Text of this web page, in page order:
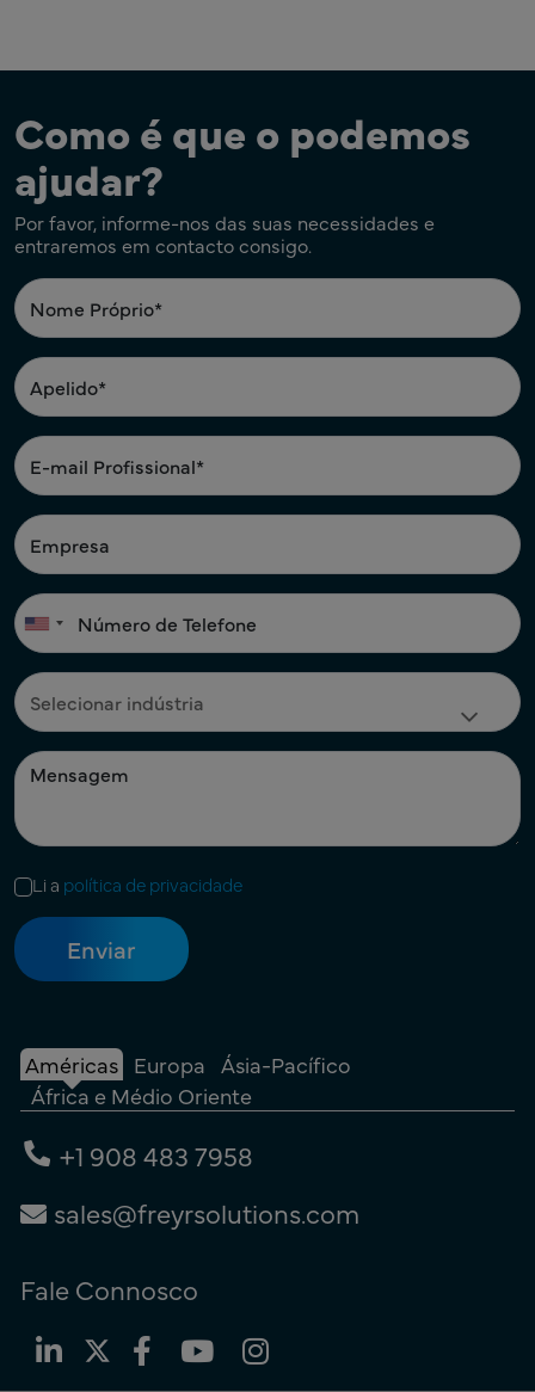
Como é que o podemos
ajudar?
Por favor, informe-nos das suas necessidades e
entraremos em contacto consigo.
Li a política de privacidade
Américas Europa Ásia-Pacífico
África e Médio Oriente
+1 908 483 7958
sales@freyrsolutions.com
Fale Connosco